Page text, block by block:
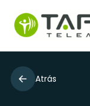
Atrás